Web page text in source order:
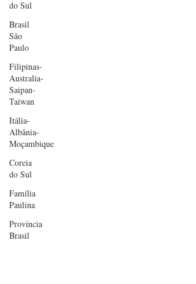
do Sul
Brasil
São
Paulo
Filipinas-
Australia-
Saipan-
Taiwan
Itália-
Albânia-
Moçambique
Coreia
do Sul
Família
Paulina
Província
Brasil